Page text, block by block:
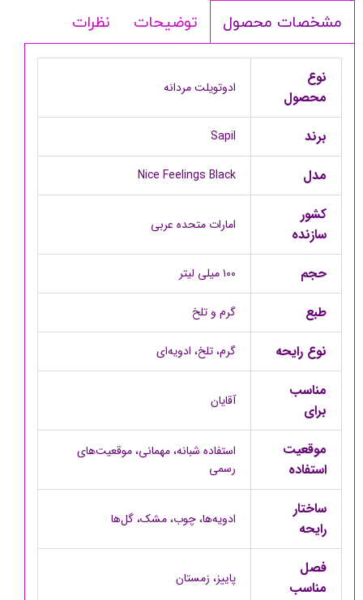
مشخصات محصول توضیحات نظرات
نوع
محصول
ادوتویلت مردانه
برند Sapil
مدل Nice Feelings Black
کشور
سازنده
امارات متحده عربی
حجم‌ ۱۰۰ میلی لیتر
طبع گرم و تلخ
نوع رایحه گرم، تلخ، ادویه‌ای
مناسب
برای
آقایان
موقعیت
استفاده
استفاده شبانه، مهمانی، موقعیت‌های
رسمی
ساختار
رایحه
ادویه‌ها، چوب، مشک، گل‌ها
فصل
مناسب
پاییز، زمستان